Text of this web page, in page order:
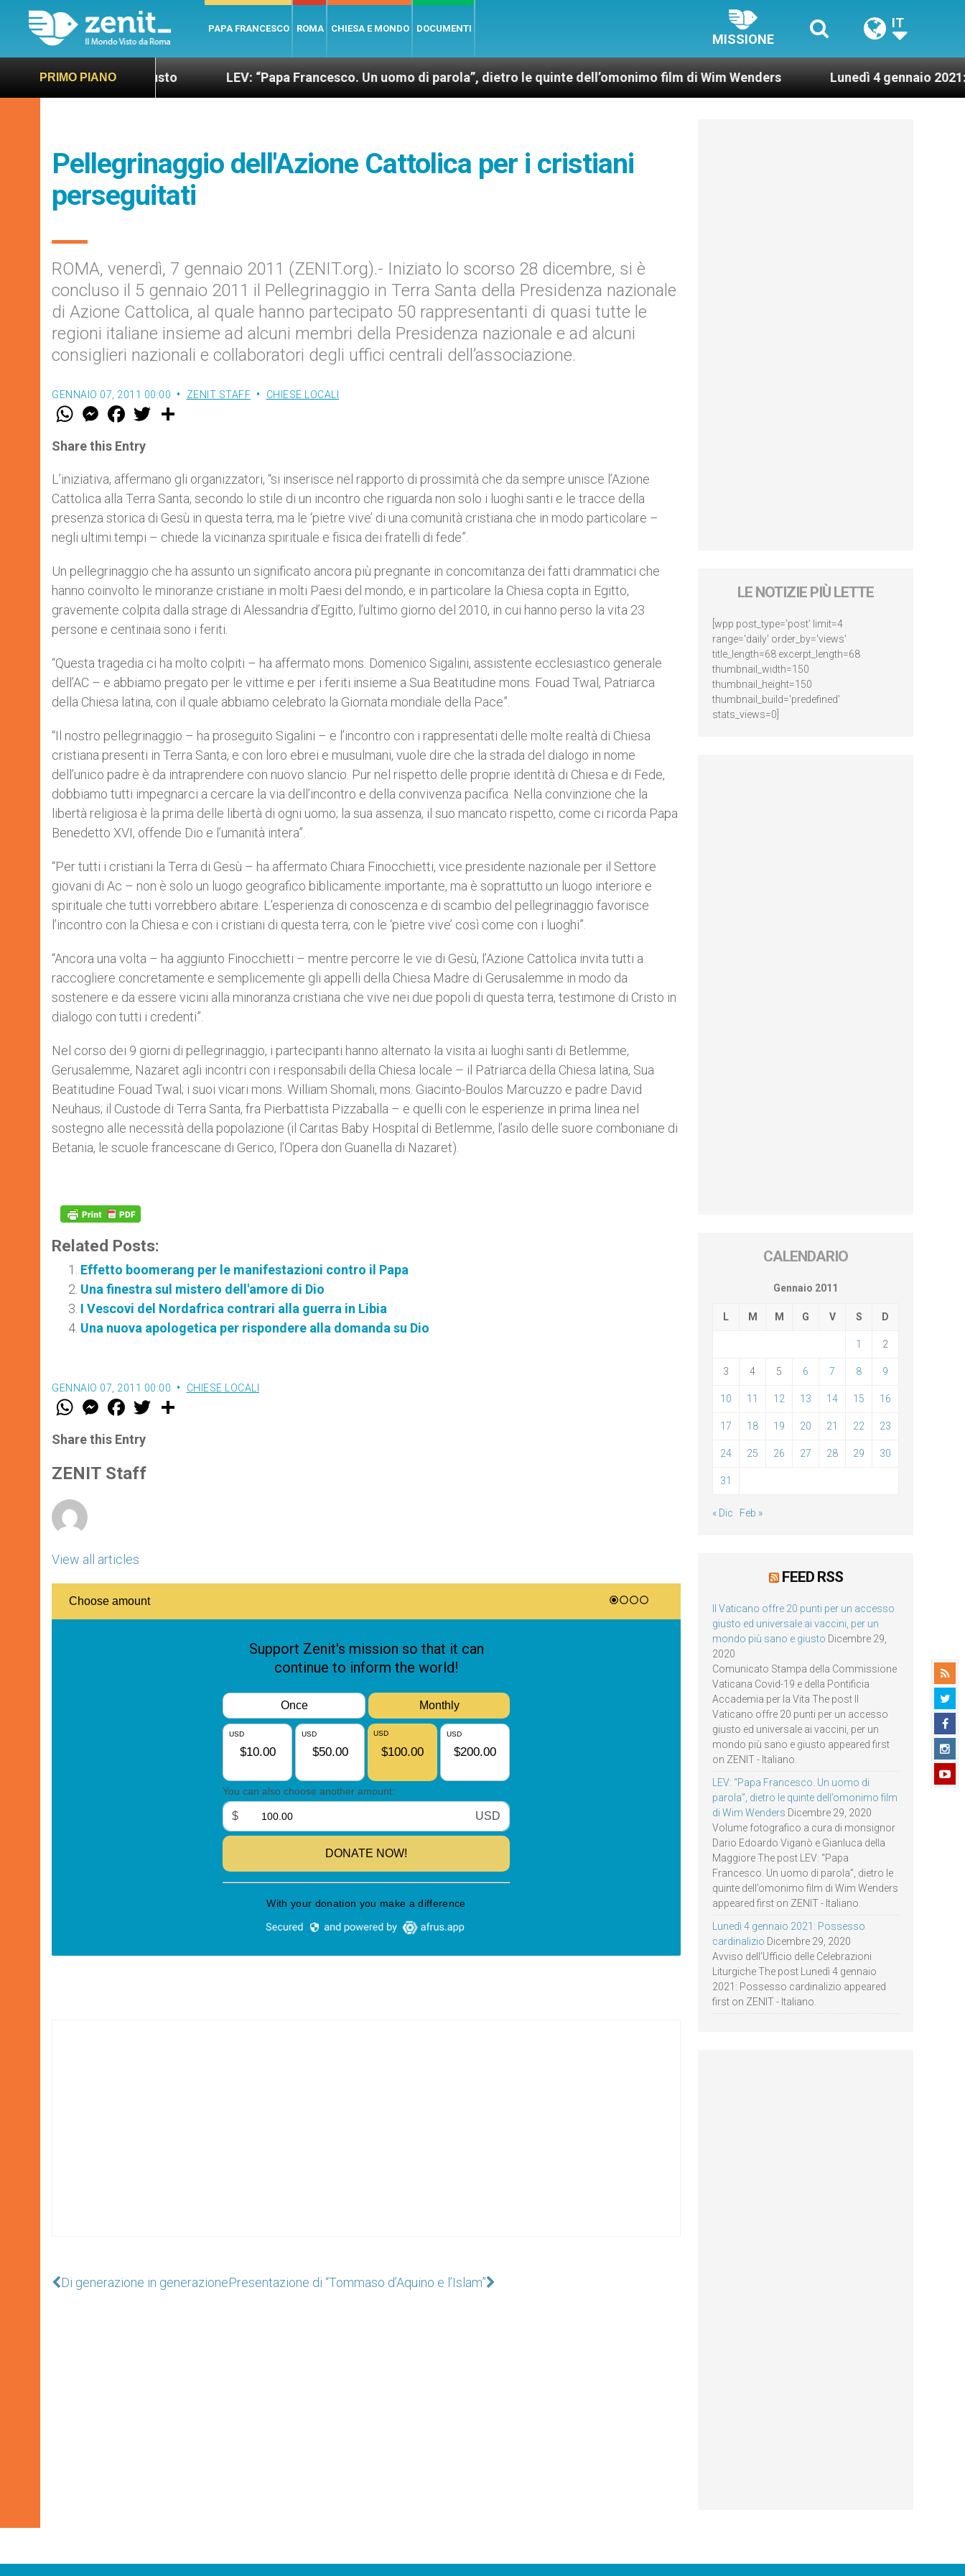
PAPA FRANCESCO ROMA CHIESA E MONDO DOCUMENTI
MISSIONE
IT
PRIMO PIANO
più sano e giusto LEV: “Papa Francesco. Un uomo di parola”, dietro le quinte dell’omonimo film di Wim Wenders Lunedì 4 gennaio 2021:
Pellegrinaggio dell'Azione Cattolica per i cristiani
perseguitati
ROMA, venerdì, 7 gennaio 2011 (ZENIT.org).- Iniziato lo scorso 28 dicembre, si è
concluso il 5 gennaio 2011 il Pellegrinaggio in Terra Santa della Presidenza nazionale
di Azione Cattolica, al quale hanno partecipato 50 rappresentanti di quasi tutte le
regioni italiane insieme ad alcuni membri della Presidenza nazionale e ad alcuni
consiglieri nazionali e collaboratori degli uffici centrali dell’associazione.
GENNAIO 07, 2011 00:00 ZENIT STAFF CHIESE LOCALI
W
t
s
p
p
M
e
s
e
g
e
r
F
a
e
b
o
k
w
r
Share this Entry
L’iniziativa, affermano gli organizzatori, “si inserisce nel rapporto di prossimità che da sempre unisce l’Azione
Cattolica alla Terra Santa, secondo lo stile di un incontro che riguarda non solo i luoghi santi e le tracce della
presenza storica di Gesù in questa terra, ma le ‘pietre vive’ di una comunità cristiana che in modo particolare –
negli ultimi tempi – chiede la vicinanza spirituale e fisica dei fratelli di fede”.
Un pellegrinaggio che ha assunto un significato ancora più pregnante in concomitanza dei fatti drammatici che
hanno coinvolto le minoranze cristiane in molti Paesi del mondo, e in particolare la Chiesa copta in Egitto,
gravemente colpita dalla strage di Alessandria d’Egitto, l’ultimo giorno del 2010, in cui hanno perso la vita 23
persone e centinaia sono i feriti.
“Questa tragedia ci ha molto colpiti – ha affermato mons. Domenico Sigalini, assistente ecclesiastico generale
dell’AC – e abbiamo pregato per le vittime e per i feriti insieme a Sua Beatitudine mons. Fouad Twal, Patriarca
della Chiesa latina, con il quale abbiamo celebrato la Giornata mondiale della Pace”.
“Il nostro pellegrinaggio – ha proseguito Sigalini – e l’incontro con i rappresentati delle molte realtà di Chiesa
cristiana presenti in Terra Santa, e con loro ebrei e musulmani, vuole dire che la strada del dialogo in nome
dell’unico padre è da intraprendere con nuovo slancio. Pur nel rispetto delle proprie identità di Chiesa e di Fede,
dobbiamo tutti impegnarci a cercare la via dell’incontro e della convivenza pacifica. Nella convinzione che la
libertà religiosa è la prima delle libertà di ogni uomo; la sua assenza, il suo mancato rispetto, come ci ricorda Papa
Benedetto XVI, offende Dio e l’umanità intera”.
“Per tutti i cristiani la Terra di Gesù – ha affermato Chiara Finocchietti, vice presidente nazionale per il Settore
giovani di Ac – non è solo un luogo geografico biblicamente importante, ma è soprattutto un luogo interiore e
spirituale che tutti vorrebbero abitare. L’esperienza di conoscenza e di scambio del pellegrinaggio favorisce
l’incontro con la Chiesa e con i cristiani di questa terra, con le ‘pietre vive’ così come con i luoghi”.
“Ancora una volta – ha aggiunto Finocchietti – mentre percorre le vie di Gesù, l’Azione Cattolica invita tutti a
raccogliere concretamente e semplicemente gli appelli della Chiesa Madre di Gerusalemme in modo da
sostenere e da essere vicini alla minoranza cristiana che vive nei due popoli di questa terra, testimone di Cristo in
dialogo con tutti i credenti”.
Nel corso dei 9 giorni di pellegrinaggio, i partecipanti hanno alternato la visita ai luoghi santi di Betlemme,
Gerusalemme, Nazaret agli incontri con i responsabili della Chiesa locale – il Patriarca della Chiesa latina, Sua
Beatitudine Fouad Twal; i suoi vicari mons. William Shomali, mons. Giacinto-Boulos Marcuzzo e padre David
Neuhaus; il Custode di Terra Santa, fra Pierbattista Pizzaballa – e quelli con le esperienze in prima linea nel
sostegno alle necessità della popolazione (il Caritas Baby Hospital di Betlemme, l’asilo delle suore comboniane di
Betania, le scuole francescane di Gerico, l’Opera don Guanella di Nazaret).
Related Posts:
Effetto boomerang per le manifestazioni contro il Papa
Una finestra sul mistero dell'amore di Dio
I Vescovi del Nordafrica contrari alla guerra in Libia
Una nuova apologetica per rispondere alla domanda su Dio
GENNAIO 07, 2011 00:00 CHIESE LOCALI
W
t
s
p
p
M
e
s
e
g
e
F
a
e
b
o
k
w
Share this Entry
ZENIT Staff
View all articles
Di generazione in generazionePresentazione di “Tommaso d’Aquino e l’Islam”
LE NOTIZIE PIÙ LETTE
[wpp post_type='post' limit=4
range='daily' order_by='views'
title_length=68 excerpt_length=68
thumbnail_width=150
thumbnail_height=150
thumbnail_build='predefined'
stats_views=0]
CALENDARIO
Gennaio 2011
L M M G V S D
1 2
3 4 5 6 7 8 9
10 11 12 13 14 15 16
17 18 19 20 21 22 23
24 25 26 27 28 29 30
31
« Dic Feb »
FEED RSS
Il Vaticano offre 20 punti per un accesso
giusto ed universale ai vaccini, per un
mondo più sano e giusto Dicembre 29,
2020
Comunicato Stampa della Commissione
Vaticana Covid-19 e della Pontificia
Accademia per la Vita The post Il
Vaticano offre 20 punti per un accesso
giusto ed universale ai vaccini, per un
mondo più sano e giusto appeared first
on ZENIT - Italiano.
LEV: “Papa Francesco. Un uomo di
parola”, dietro le quinte dell’omonimo film
di Wim Wenders Dicembre 29, 2020
Volume fotografico a cura di monsignor
Dario Edoardo Viganò e Gianluca della
Maggiore The post LEV: “Papa
Francesco. Un uomo di parola”, dietro le
quinte dell’omonimo film di Wim Wenders
appeared first on ZENIT - Italiano.
Lunedì 4 gennaio 2021: Possesso
cardinalizio Dicembre 29, 2020
Avviso dell’Ufficio delle Celebrazioni
Liturgiche The post Lunedì 4 gennaio
2021: Possesso cardinalizio appeared
first on ZENIT - Italiano.